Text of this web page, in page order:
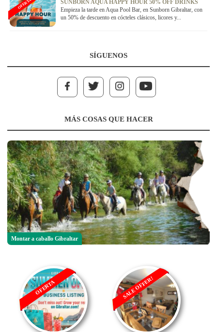
SUNBORN AQUA HAPPY HOUR 50% OFF DRINKS
Empieza la tarde en Aqua Pool Bar, en Sunborn Gibraltar, con
un 50% de descuento en cócteles clásicos, licores y...
OFERTA
SÍGUENOS
MÁS COSAS QUE HACER
Montar a caballo Gibraltar
OFERTA SALE OFFER!